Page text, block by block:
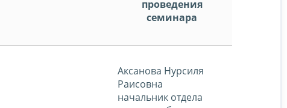
проведения
семинара
Аксанова Нурсиля
Раисовна
начальник отдела